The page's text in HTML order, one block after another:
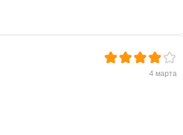
4 марта